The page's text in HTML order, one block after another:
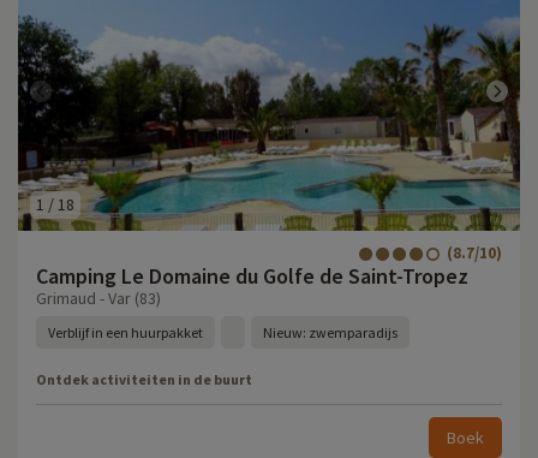
1 / 18
Camping Le Domaine du Golfe de Saint-Tropez
(8.7/10)
Grimaud - Var (83)
Verblijf in een huurpakket Nieuw: zwemparadijs
Ontdek activiteiten in de buurt
Boek